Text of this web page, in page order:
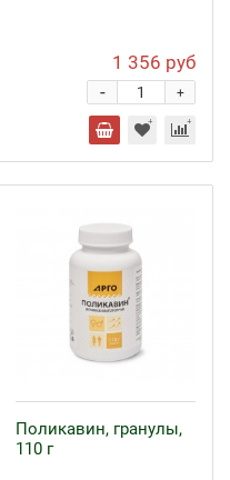
1 356 руб
+
-
Поликавин, гранулы,
110 г